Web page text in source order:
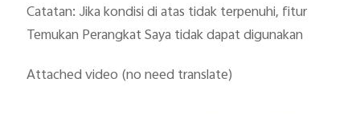
Catatan: Jika kondisi di atas tidak terpenuhi, fitur
Temukan Perangkat Saya tidak dapat digunakan
Attached video (no need translate)